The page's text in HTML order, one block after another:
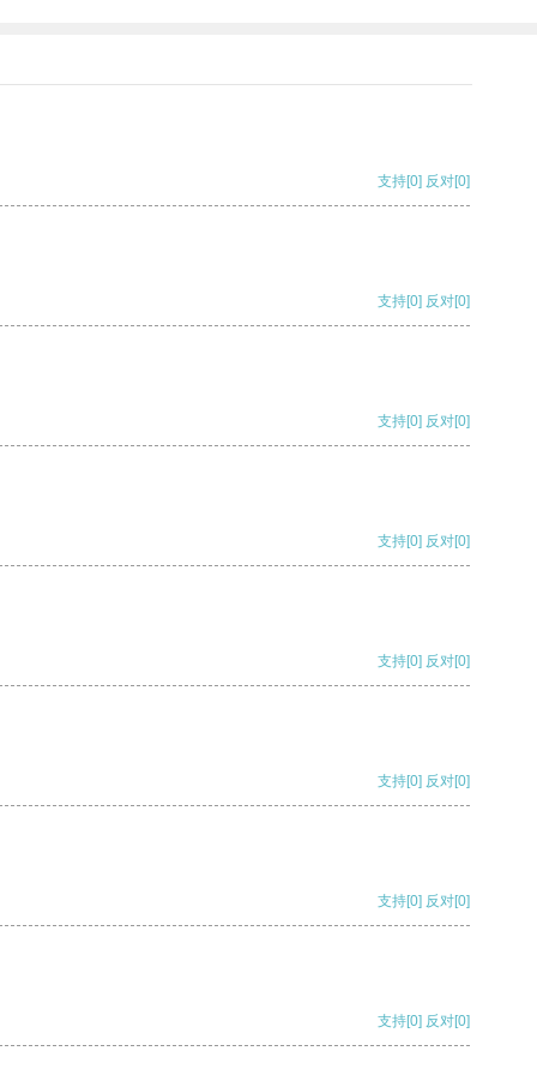
支持[0] 反对[0]
支持[0] 反对[0]
支持[0] 反对[0]
支持[0] 反对[0]
支持[0] 反对[0]
支持[0] 反对[0]
支持[0] 反对[0]
支持[0] 反对[0]